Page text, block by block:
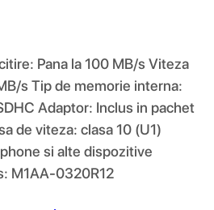
Pana la 100 MB/s Viteza
s Tip de memorie interna:
Adaptor: Inclus in pachet
de viteza: clasa 10 (U1)
si alte dispozitive
M1AA-0320R12